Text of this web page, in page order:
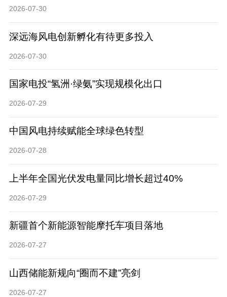
2026-07-30
深远海风电创新孵化有待更多投入
2026-07-30
国家电投“氢洲·绿氨”实现规模化出口
2026-07-29
中国风电持续赋能全球绿色转型
2026-07-28
上半年全国光伏发电量同比增长超过40%
2026-07-29
新疆首个新能源智能摩托车项目落地
2026-07-27
山西储能新规向“圈而不建”亮剑
2026-07-27